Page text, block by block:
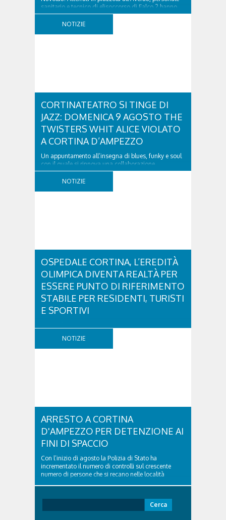
sanitario e tecnico di elisoccorso di Falco 2 hanno
raggiunto il 74enne di Teolo...
NOTIZIE
CORTINATEATRO SI TINGE DI
JAZZ: DOMENICA 9 AGOSTO THE
TWISTERS WHIT ALICE VIOLATO
A CORTINA D’AMPEZZO
Un appuntamento all’insegna di blues, funky e soul
con il quale si rinnova una collaborazione
collaudata, quella con il Dolomiti Blues&Soul
Festival. Domenica 9 agosto alle 18.00 in piazza
NOTIZIE
OSPEDALE CORTINA, L’EREDITÀ
OLIMPICA DIVENTA REALTÀ PER
ESSERE PUNTO DI RIFERIMENTO
STABILE PER RESIDENTI, TURISTI
E SPORTIVI
territorio dolomitico. Ospedale Cortina -
struttura parte di GVM Care & Research che durante i
NOTIZIE
ARRESTO A CORTINA
D'AMPEZZO PER DETENZIONE AI
FINI DI SPACCIO
Con l’inizio di agosto la Polizia di Stato ha
incrementato il numero di controlli sul crescente
numero di persone che si recano nelle località
Cortina ha tratto in arresto un cittadino sloveno,
per: